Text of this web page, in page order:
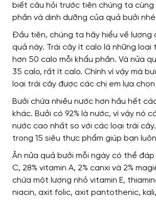
biết câu hỏi trước tiên chúng ta cùng
phần và dinh dưỡng của quả bưởi
Đầu tiên, chúng ta hãy hiểu về lượng
quả này. Trái cây ít calo là những loại
hơn 50 calo mỗi khẩu phần. Và nửa
35 calo, rất ít calo. Chính vì vậy mà
loại trái cây được các chị em lựa
Bưởi chứa nhiều nước hơn hầu hết
khác. Bưởi có 92% là nước, vì vậy nó
nước cao nhất so với các loại trái
trong 15 siêu thực phẩm giúp bạn
Ăn nửa quả bưởi mỗi ngày có thể đáp
C, 28% vitamin A, 2% canxi và 2%
chứa một lượng nhỏ vitamin E,
niacin, axit folic, axit pantothenic,